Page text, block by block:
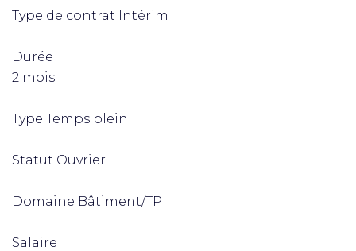
Type de contrat Intérim
Durée
2 mois
Type Temps plein
Statut Ouvrier
Domaine Bâtiment/TP
Salaire